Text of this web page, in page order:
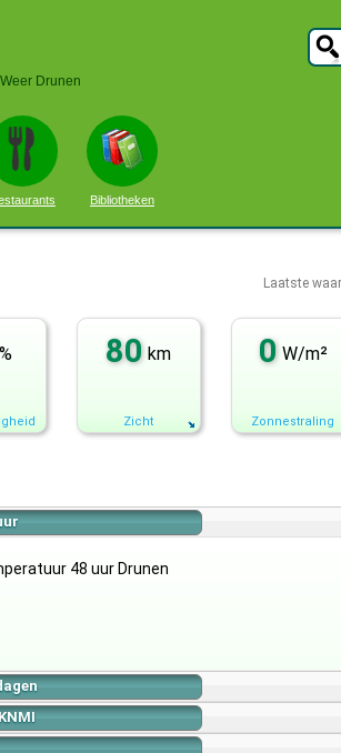
Weer Drunen
Bibliotheken
Laatste
% 80 km
Zicht
0 W/m²
Zonnestraling